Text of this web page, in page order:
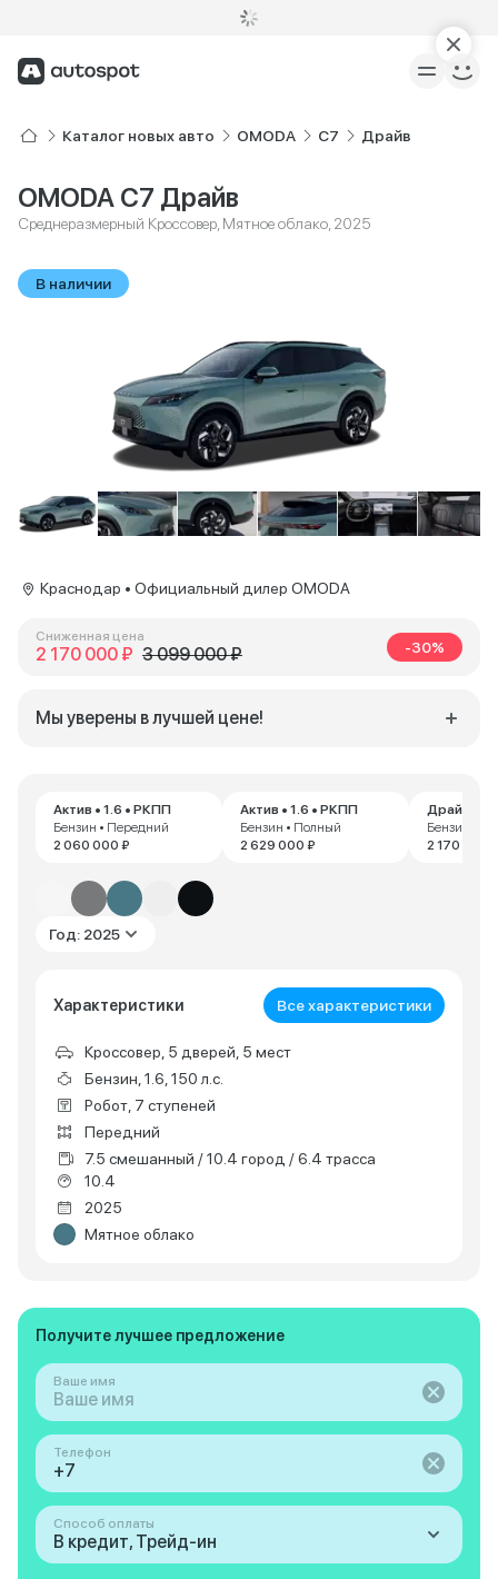
Каталог новых авто OMODA C7 Драйв
OMODA C7 Драйв
Среднеразмерный Кроссовер, Мятное облако, 2025
В наличии
Актив • 1.6 • РКПП
Бензин • Передний
2 060 000 ₽
Актив • 1.6 • РКПП
Бензин • Полный
2 629 000 ₽
Драйв •
Бензин •
2 170 000
Год: 2025
Характеристики Все характеристики
Кроссовер, 5 дверей, 5 мест
Бензин, 1.6, 150 л.с.
Робот, 7 ступеней
Передний
7.5 смешанный / 10.4 город / 6.4 трасса
10.4
2025
Мятное облако
Краснодар • Официальный дилер OMODA
Сниженная цена
2 170 000 ₽ 3 099 000 ₽ -30%
Мы уверены в лучшей цене!
Получите лучшее предложение
Ваше имя
Телефон
Способ оплаты
В кредит, Трейд-ин